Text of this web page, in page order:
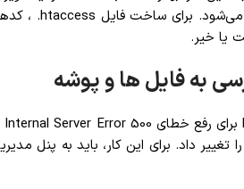
یا خیر.
به فایل ها و پوشه
تغییر داد. برای این کار، باید به